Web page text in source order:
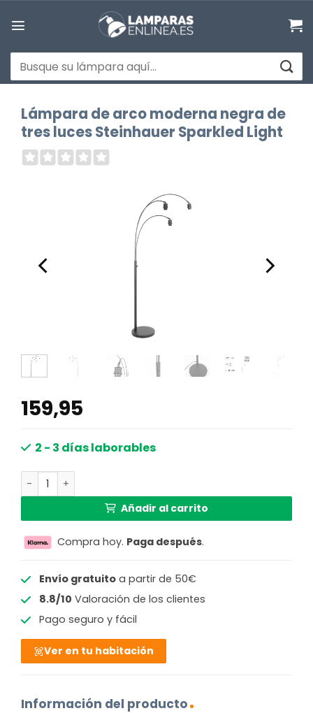
Buscar
por:
Lámpara de arco moderna negra de
tres luces Steinhauer Sparkled Light
159,95
2 - 3 días laborables
Lámpara de arco moderna negra de tres luces
Añadir al carrito
Compra hoy. Paga después.
Envío gratuitoa partir de 50€
8.8/10 Valoración de los clientes
Pago seguro y fácil
Ver en tu habitación
Información del producto